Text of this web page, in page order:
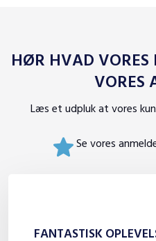
HØR HVAD VORES
VORES
Læs et udpluk at vores
Se vores
FANTASTISK